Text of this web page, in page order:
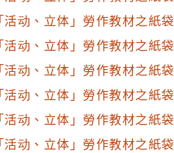
动、立体」勞作教材之紙袋
动、立体」勞作教材之紙袋
动、立体」勞作教材之紙袋
动、立体」勞作教材之紙袋
动、立体」勞作教材之紙袋
动、立体」勞作教材之紙袋